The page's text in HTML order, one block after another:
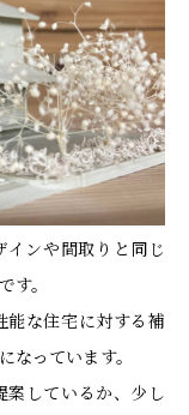
ンや間取りと同じ
す。
な住宅に対する補
なっています。
しているか、少し